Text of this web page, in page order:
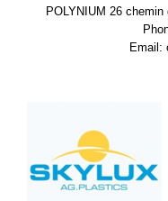
POLYNIUM 26
Email: